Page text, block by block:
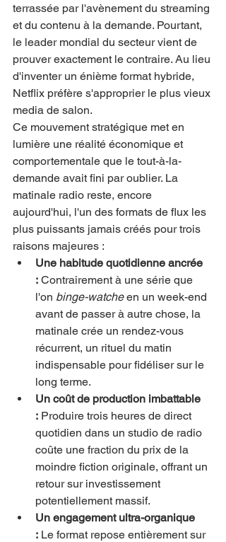
terrassée par l'avènement du streaming
et du contenu à la demande. Pourtant,
le leader mondial du secteur vient de
prouver exactement le contraire. Au lieu
d'inventer un énième format hybride,
Netflix préfère s'approprier le plus vieux
media de salon.
Ce mouvement stratégique met en
lumière une réalité économique et
comportementale que le tout-à-la-
demande avait fini par oublier. La
matinale radio reste, encore
aujourd'hui, l'un des formats de flux les
plus puissants jamais créés pour trois
raisons majeures :
Une habitude quotidienne ancrée
: Contrairement à une série que
l'on binge-watche en un week-end
avant de passer à autre chose, la
matinale crée un rendez-vous
récurrent, un rituel du matin
indispensable pour fidéliser sur le
long terme.
Un coût de production imbattable
: Produire trois heures de direct
quotidien dans un studio de radio
coûte une fraction du prix de la
moindre fiction originale, offrant un
retour sur investissement
potentiellement massif.
Un engagement ultra-organique
: Le format repose entièrement sur